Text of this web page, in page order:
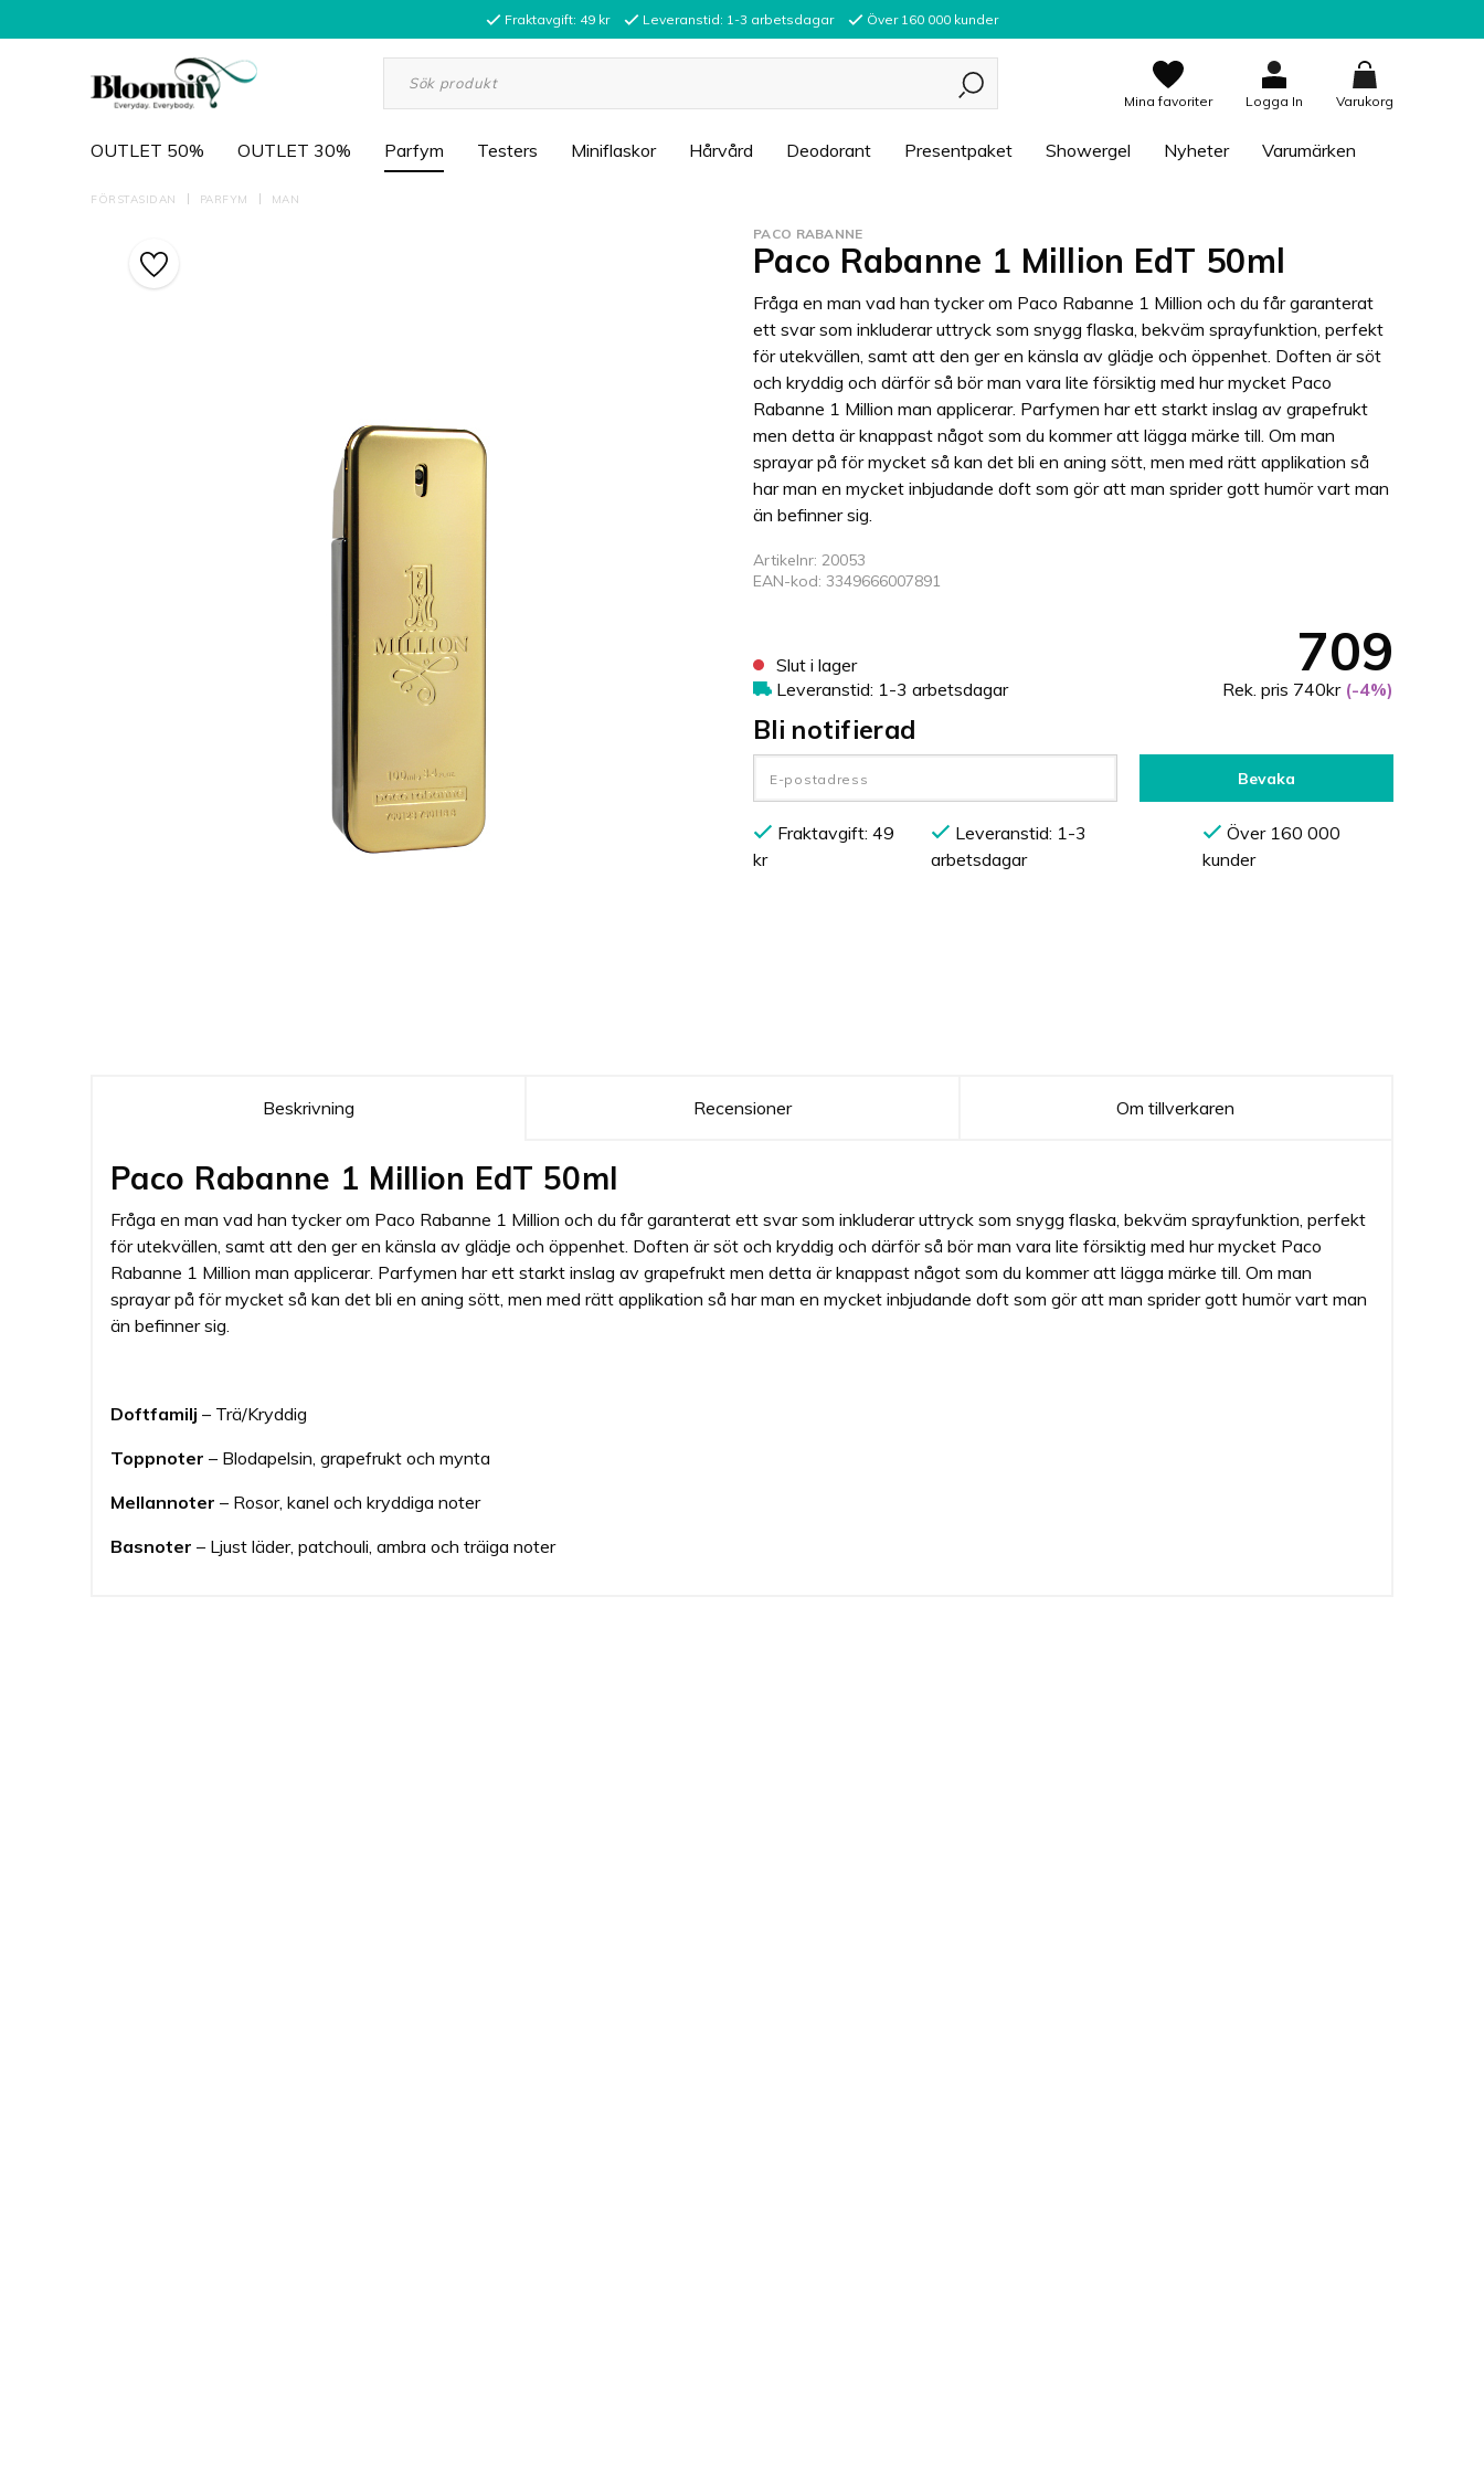
Fraktavgift: 49 kr Leveranstid: 1-3 arbetsdagar Över 160 000 kunder
Varukorg
Logga In
Mina favoriter
OUTLET 50% OUTLET 30% Parfym Testers Miniflaskor Hårvård Deodorant Presentpaket Showergel Nyheter Varumärken
FÖRSTASIDAN PARFYM MAN
PACO RABANNE
Paco Rabanne 1 Million EdT 50ml
Fråga en man vad han tycker om Paco Rabanne 1 Million och du får garanterat
ett svar som inkluderar uttryck som snygg flaska, bekväm sprayfunktion, perfekt
för utekvällen, samt att den ger en känsla av glädje och öppenhet. Doften är söt
och kryddig och därför så bör man vara lite försiktig med hur mycket Paco
Rabanne 1 Million man applicerar. Parfymen har ett starkt inslag av grapefrukt
men detta är knappast något som du kommer att lägga märke till. Om man
sprayar på för mycket så kan det bli en aning sött, men med rätt applikation så
har man en mycket inbjudande doft som gör att man sprider gott humör vart man
än befinner sig.
Artikelnr: 20053
EAN-kod: 3349666007891
Slut i lager
Leveranstid: 1-3 arbetsdagar
709
Rek. pris 740kr (-4%)
Bli notifierad
Bevaka
Fraktavgift: 49
kr
Leveranstid: 1-3
arbetsdagar
Över 160 000
kunder
Beskrivning Recensioner Om tillverkaren
Paco Rabanne 1 Million EdT 50ml
Fråga en man vad han tycker om Paco Rabanne 1 Million och du får garanterat ett svar som inkluderar uttryck som snygg flaska, bekväm sprayfunktion, perfekt
för utekvällen, samt att den ger en känsla av glädje och öppenhet. Doften är söt och kryddig och därför så bör man vara lite försiktig med hur mycket Paco
Rabanne 1 Million man applicerar. Parfymen har ett starkt inslag av grapefrukt men detta är knappast något som du kommer att lägga märke till. Om man
sprayar på för mycket så kan det bli en aning sött, men med rätt applikation så har man en mycket inbjudande doft som gör att man sprider gott humör vart man
än befinner sig.
Doftfamilj – Trä/Kryddig
Toppnoter – Blodapelsin, grapefrukt och mynta
Mellannoter – Rosor, kanel och kryddiga noter
Basnoter – Ljust läder, patchouli, ambra och träiga noter